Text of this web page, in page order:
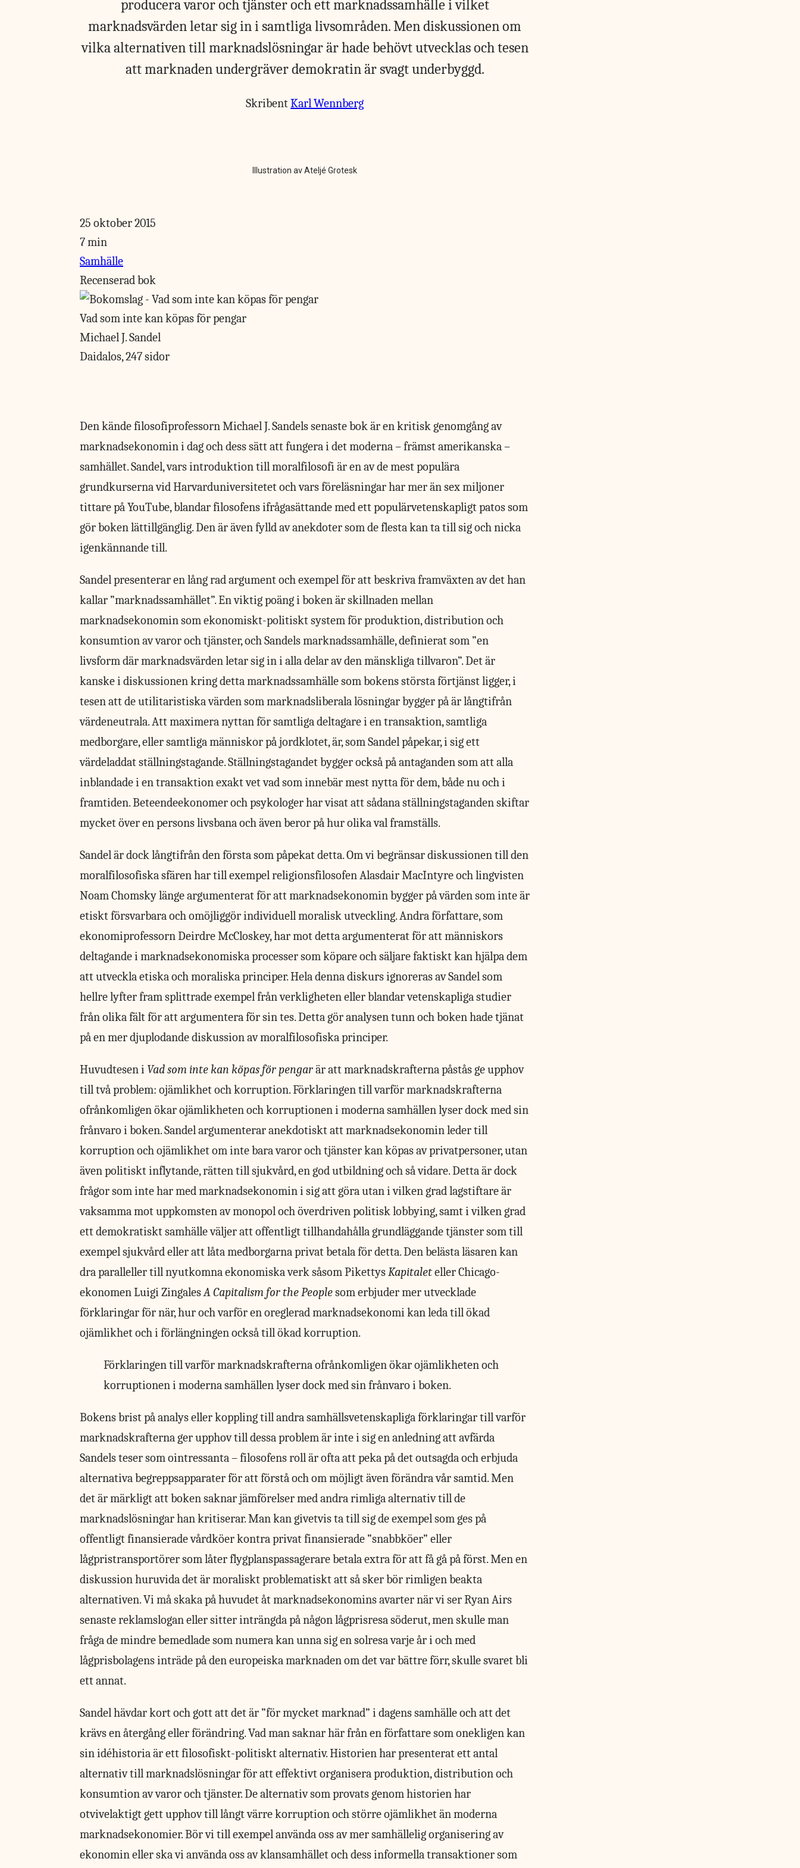
producera varor och tjänster och ett marknadssamhälle i vilket
marknadsvärden letar sig in i samtliga livsområden. Men diskussionen om
vilka alternativen till marknadslösningar är hade behövt utvecklas och tesen
att marknaden undergräver demokratin är svagt underbyggd.
SkribentKarl Wennberg
Illustration av Ateljé Grotesk
25 oktober 2015
7 min
Samhälle
Recenserad bok
Vad som inte kan köpas för pengar
Michael J. Sandel
Daidalos, 247 sidor
Den kände filosofiprofessorn Michael J. Sandels senaste bok är en kritisk genomgång av
marknadsekonomin i dag och dess sätt att fungera i det moderna – främst amerikanska –
samhället. Sandel, vars introduktion till moralfilosofi är en av de mest populära
grundkurserna vid Harvarduniversitetet och vars föreläsningar har mer än sex miljoner
tittare på YouTube, blandar filosofens ifrågasättande med ett populärvetenskapligt patos som
gör boken lättillgänglig. Den är även fylld av anekdoter som de flesta kan ta till sig och nicka
igenkännande till.
Sandel presenterar en lång rad argument och exempel för att beskriva framväxten av det han
kallar ”marknadssamhället”. En viktig poäng i boken är skillnaden mellan
marknadsekonomin som ekonomiskt-politiskt system för produktion, distribution och
konsumtion av varor och tjänster, och Sandels marknadssamhälle, definierat som ”en
livsform där marknadsvärden letar sig in i alla delar av den mänskliga tillvaron”. Det är
kanske i diskussionen kring detta marknadssamhälle som bokens största förtjänst ligger, i
tesen att de utilitaristiska värden som marknadsliberala lösningar bygger på är långtifrån
värdeneutrala. Att maximera nyttan för samtliga deltagare i en transaktion, samtliga
medborgare, eller samtliga människor på jordklotet, är, som Sandel påpekar, i sig ett
värdeladdat ställningstagande. Ställningstagandet bygger också på antaganden som att alla
inblandade i en transaktion exakt vet vad som innebär mest nytta för dem, både nu och i
framtiden. Beteendeekonomer och psykologer har visat att sådana ställningstaganden skiftar
mycket över en persons livsbana och även beror på hur olika val framställs.
Sandel är dock långtifrån den första som påpekat detta. Om vi begränsar diskussionen till den
moralfilosofiska sfären har till exempel religionsfilosofen Alasdair MacIntyre och lingvisten
Noam Chomsky länge argumenterat för att marknadsekonomin bygger på värden som inte är
etiskt försvarbara och omöjliggör individuell moralisk utveckling. Andra författare, som
ekonomiprofessorn Deirdre McCloskey, har mot detta argumenterat för att människors
deltagande i marknadsekonomiska processer som köpare och säljare faktiskt kan hjälpa dem
att utveckla etiska och moraliska principer. Hela denna diskurs ignoreras av Sandel som
hellre lyfter fram splittrade exempel från verkligheten eller blandar vetenskapliga studier
från olika fält för att argumentera för sin tes. Detta gör analysen tunn och boken hade tjänat
på en mer djuplodande diskussion av moralfilosofiska principer.
Huvudtesen i Vad som inte kan köpas för pengarär att marknadskrafterna påstås ge upphov
till två problem: ojämlikhet och korruption. Förklaringen till varför marknadskrafterna
ofrånkomligen ökar ojämlikheten och korruptionen i moderna samhällen lyser dock med sin
frånvaro i boken. Sandel argumenterar anekdotiskt att marknadsekonomin leder till
korruption och ojämlikhet om inte bara varor och tjänster kan köpas av privatpersoner, utan
även politiskt inflytande, rätten till sjukvård, en god utbildning och så vidare. Detta är dock
frågor som inte har med marknadsekonomin i sig att göra utan i vilken grad lagstiftare är
vaksamma mot uppkomsten av monopol och överdriven politisk lobbying, samt i vilken grad
ett demokratiskt samhälle väljer att offentligt tillhandahålla grundläggande tjänster som till
exempel sjukvård eller att låta medborgarna privat betala för detta. Den belästa läsaren kan
dra paralleller till nyutkomna ekonomiska verk såsom Pikettys Kapitaleteller Chicago-
ekonomen Luigi Zingales A Capitalism for the Peoplesom erbjuder mer utvecklade
förklaringar för när, hur och varför en oreglerad marknadsekonomi kan leda till ökad
ojämlikhet och i förlängningen också till ökad korruption.
Förklaringen till varför marknadskrafterna ofrånkomligen ökar ojämlikheten och
korruptionen i moderna samhällen lyser dock med sin frånvaro i boken.
Bokens brist på analys eller koppling till andra samhällsvetenskapliga förklaringar till varför
marknadskrafterna ger upphov till dessa problem är inte i sig en anledning att avfärda
Sandels teser som ointressanta – filosofens roll är ofta att peka på det outsagda och erbjuda
alternativa begreppsapparater för att förstå och om möjligt även förändra vår samtid. Men
det är märkligt att boken saknar jämförelser med andra rimliga alternativ till de
marknadslösningar han kritiserar. Man kan givetvis ta till sig de exempel som ges på
offentligt finansierade vårdköer kontra privat finansierade ”snabbköer” eller
lågpristransportörer som låter flygplanspassagerare betala extra för att få gå på först. Men en
diskussion huruvida det är moraliskt problematiskt att så sker bör rimligen beakta
alternativen. Vi må skaka på huvudet åt marknadsekonomins avarter när vi ser Ryan Airs
senaste reklamslogan eller sitter inträngda på någon lågprisresa söderut, men skulle man
fråga de mindre bemedlade som numera kan unna sig en solresa varje år i och med
lågprisbolagens inträde på den europeiska marknaden om det var bättre förr, skulle svaret bli
ett annat.
Sandel hävdar kort och gott att det är ”för mycket marknad” i dagens samhälle och att det
krävs en återgång eller förändring. Vad man saknar här från en författare som onekligen kan
sin idéhistoria är ett filosofiskt-politiskt alternativ. Historien har presenterat ett antal
alternativ till marknadslösningar för att effektivt organisera produktion, distribution och
konsumtion av varor och tjänster. De alternativ som provats genom historien har
otvivelaktigt gett upphov till långt värre korruption och större ojämlikhet än moderna
marknadsekonomier. Bör vi till exempel använda oss av mer samhällelig organisering av
ekonomin eller ska vi använda oss av klansamhället och dess informella transaktioner som